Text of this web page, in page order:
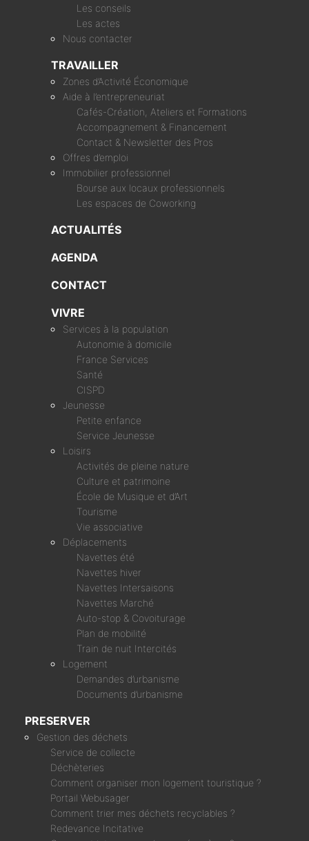
Les conseils
Les actes
Nous contacter
TRAVAILLER
Zones d’Activité Économique
Aide à l’entrepreneuriat
Cafés-Création, Ateliers et Formations
Accompagnement & Financement
Contact & Newsletter des Pros
Offres d’emploi
Immobilier professionnel
Bourse aux locaux professionnels
Les espaces de Coworking
ACTUALITÉS
AGENDA
CONTACT
VIVRE
Services à la population
Autonomie à domicile
France Services
Santé
CISPD
Jeunesse
Petite enfance
Service Jeunesse
Loisirs
Activités de pleine nature
Culture et patrimoine
École de Musique et d’Art
Tourisme
Vie associative
Déplacements
Navettes été
Navettes hiver
Navettes Intersaisons
Navettes Marché
Auto-stop & Covoiturage
Plan de mobilité
Train de nuit Intercités
Logement
Demandes d’urbanisme
Documents d’urbanisme
PRESERVER
Gestion des déchets
Service de collecte
Déchèteries
Comment organiser mon logement touristique ?
Portail Webusager
Comment trier mes déchets recyclables ?
Redevance Incitative